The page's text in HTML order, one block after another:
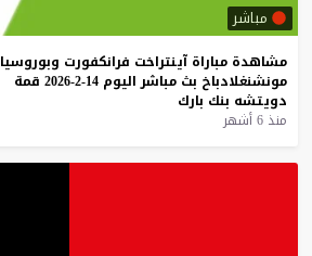
مباشر
مشاهدة مباراة آينتراخت فرانكفورت وبوروسيا
مونشنغلادباخ بث مباشر اليوم 14-2-2026
قمة
دويتشه بنك بارك
منذ 6 أشهر